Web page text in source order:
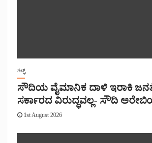
ಗಲ್ಫ್
ಸೌದಿಯ ವೈಮಾನಿಕ ದಾಳಿ ಇರಾಕಿ
ಸರ್ಕಾರದ ವಿರುದ್ಧವಲ್ಲ- ಸೌದಿ
1st August 2026